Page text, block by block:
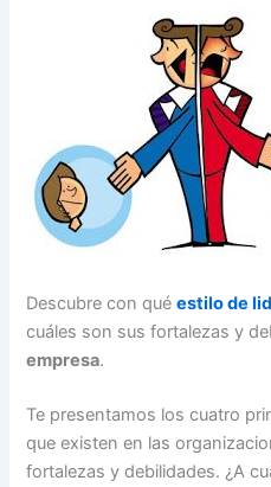
Descubre con quéestilo de
cuáles son sus fortalezas y
empresa.
Te presentamos los cuatro
que existen en las
fortalezas y debilidades. ¿A